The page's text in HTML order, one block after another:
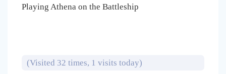
Playing Athena on the Battleship
(Visited 32 times, 1 visits today)